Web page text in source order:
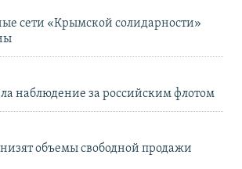
сети «Крымской солидарности»
наблюдение за российским флотом
объемы свободной продажи